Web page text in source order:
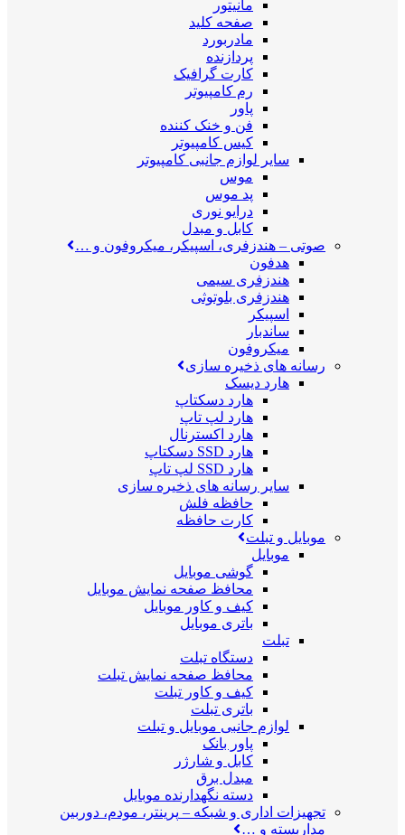
مانیتور
صفحه کلید
مادربورد
پردازنده
کارت گرافیک
رم کامپیوتر
پاور
فن و خنک کننده
کیس کامپیوتر
سایر لوازم جانبی کامپیوتر
موس
پد موس
درایو نوری
کابل و مبدل
صوتی – هندزفری، اسپیکر، میکروفون و …
هدفون
هندزفری سیمی
هندزفری بلوتوثی
اسپیکر
ساندبار
میکروفون
رسانه های ذخیره سازی
هارد دیسک
هارد دسکتاپ
هارد لپ تاپ
هارد اکسترنال
هارد SSD دسکتاپ
هارد SSD لپ تاپ
سایر رسانه های ذخیره سازی
حافظه فلش
کارت حافظه
موبایل و تبلت
موبایل
گوشی موبایل
محافظ صفحه نمایش موبایل
کیف و کاور موبایل
باتری موبایل
تبلت
دستگاه تبلت
محافظ صفحه نمایش تبلت
کیف و کاور تبلت
باتری تبلت
لوازم جانبی موبایل و تبلت
پاور بانک
کابل و شارژر
مبدل برق
دسته نگهدارنده موبایل
تجهیزات اداری و شبکه – پرینتر، مودم، دوربین
مداربسته و …